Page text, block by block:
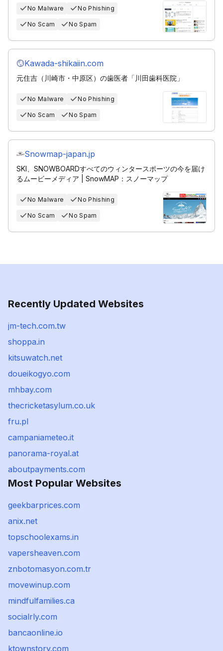
No Malware No Phishing
No Scam No Spam
Kawada-shikaiin.com
元住吉（川崎市・中原区）の歯医者「川田歯科医院」
No Malware No Phishing
No Scam No Spam
Snowmap-japan.jp
SKI、SNOWBOARDすべてのウィンタースポーツの今を届け
るムービーメディア | SnowMAP：スノーマップ
No Malware No Phishing
No Scam No Spam
Recently Updated Websites
jm-tech.com.tw
shoppa.in
kitsuwatch.net
doueikogyo.com
mhbay.com
thecricketasylum.co.uk
fru.pl
campaniameteo.it
panorama-royal.at
aboutpayments.com
Most Popular Websites
geekbarprices.com
anix.net
topschoolexams.in
vapersheaven.com
znbotomasyon.com.tr
movewinup.com
mindfulfamilies.ca
socialrly.com
bancaonline.io
ktownstory.com